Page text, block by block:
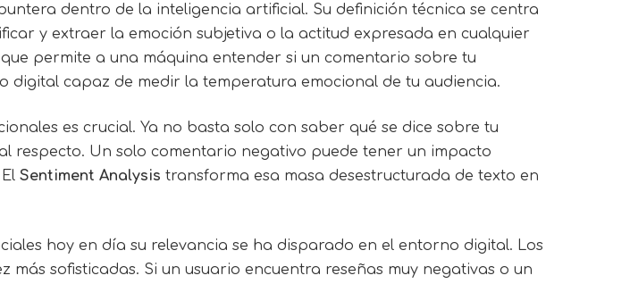
dentro de la inteligencia artificial. Su definición técnica se centra
y extraer la emoción subjetiva o la actitud expresada en cualquier
permite a una máquina entender si un comentario sobre tu
digital capaz de medir la temperatura emocional de tu audiencia.
es crucial. Ya no basta solo con saber qué se dice sobre tu
respecto. Un solo comentario negativo puede tener un impacto
Sentiment Analysis transforma esa masa desestructurada de texto en
hoy en día su relevancia se ha disparado en el entorno digital. Los
sofisticadas. Si un usuario encuentra reseñas muy negativas o un